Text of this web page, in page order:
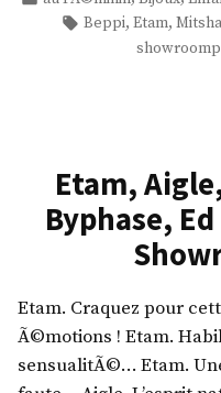
w
r
i
»
h
a
r
e
e
,
K
t
a
p
p
i
a
t
u
dans Étiquettes :
Beppi, Etam, Mitsha
Etam,
Byphase,
Etam. Craquez pour
Ã©motions ! Etam.
sensualitÃ©… Etam.